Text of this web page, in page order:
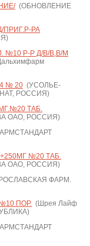
(ОБНОВЛЕНИЕ
ПРИГ.Р-РА
№10 Р-Р Д/В/В,В/М
№ 20(УСОЛЬЕ-
РОССИЯ)
ТАБ.
ОАО, РОССИЯ)
№20 ТАБ.
ОАО, РОССИЯ)
ФАРМ.
ПОР.(Шрея Лайф